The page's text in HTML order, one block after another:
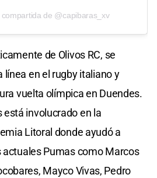
de @capibaras_xv
de Olivos RC, se
en el rugby italiano y
vuelta olímpica en Duendes.
está involucrado en la
Litoral donde ayudó a
actuales Pumas como Marcos
Mayco Vivas, Pedro